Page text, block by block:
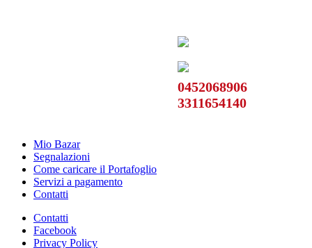
0452068906
3311654140
Mio Bazar
Segnalazioni
Come caricare il Portafoglio
Servizi a pagamento
Contatti
Contatti
Facebook
Privacy Policy